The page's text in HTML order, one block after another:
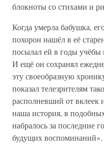
блокноты со стихами и
Когда умерла бабушка,
похорон нашёл в её
посылал ей в годы
И ещё он сохранял
эту своеобразную
показал телезрителям
располневший от вклеек
наша история, в
набралось за последние
будущих воспоминаний».